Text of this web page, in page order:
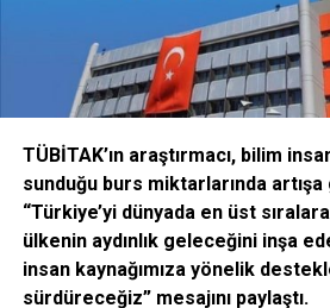
Komisyonuna elimdeki belgeleri
girdi” şeklinde konuştu.
28 Şubat’ın yıl dönümüne bir kaç
haksızlıklar ve hukuksuzluklar
TSK içinde Sivil Memur olarak görev
Bozdemir’le konuşuldu. Bozdemir 28
dehşet günlerini anlattı. Veevini
Albay’ın Allah hattını ne idüğü
tanımladığını, eşinin etek
TÜBİTAK’ın araştırmacı, bilim
sunduğu burs miktarlarında artışa
“Türkiye’yi dünyada en üst
ülkenin aydınlık geleceğini inşa
insan kaynağımıza yönelik
sürdüreceğiz” mesajını paylaştı.